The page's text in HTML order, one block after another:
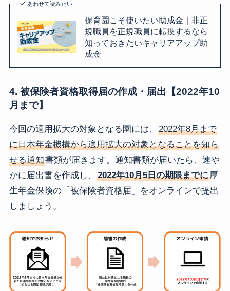
あわせて読みたい
保育園こそ使いたい助成金｜非正
規職員を正規職員に転換するなら
知っておきたいキャリアアップ助
成金
4. 被保険者資格取得届の作成・届出【2022年10
月まで】
今回の適用拡大の対象となる園には、
2022年8月まで
に日本年金機構から適用拡大の対象となることを知ら
せる通知書類が届きます。通知書類が届いたら、速や
かに届出書を作成し、
2022年10月5日の期限までに厚
生年金保険の「被保険者資格届」をオンラインで提出
しましょう。